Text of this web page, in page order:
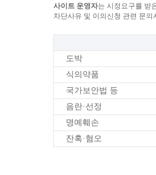
사이트 운영자는 시정요구를 받
차단사유 및 이의신청 관련 문
도박
식의약품
국가보안법 등
음란·선정
명예훼손
잔혹·혐오